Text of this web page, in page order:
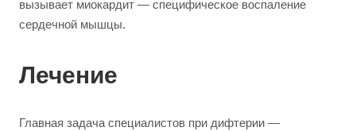
вызывает миокардит — специфическое воспаление
сердечной мышцы.
Лечение
Главная задача специалистов при дифтерии —